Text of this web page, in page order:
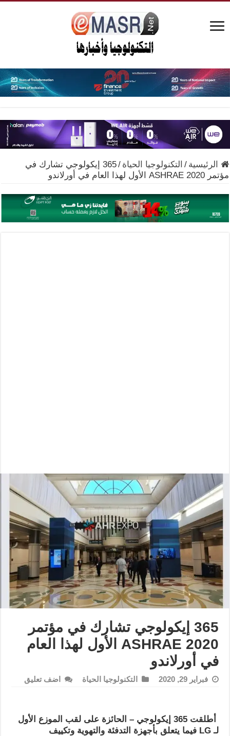
الرئيسية / التكنولوجيا الحياة /
365 إيكولوجي تشارك في
مؤتمر ASHRAE 2020 الأول لهذا العام في أورلاندو
365 إيكولوجي تشارك في مؤتمر
ASHRAE 2020 الأول لهذا العام
في أورلاندو
فبراير 29, 2020 التكنولوجيا الحياة اضف تعليق
أطلقت 365 إيكولوجي –
الحائزة على لقب الموزع الأول
لـ LGفيما يتعلق بأجهزة التدفئة والتهوية وتكييف